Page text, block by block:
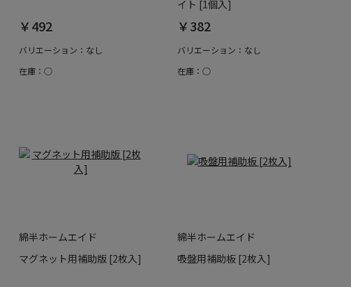
￥492
バリエーション：なし
在庫：○
イト [1個入]
￥382
バリエーション：なし
在庫：○
綿半ホームエイド
マグネット用補助版 [2枚入]
綿半ホームエイド
吸盤用補助板 [2枚入]